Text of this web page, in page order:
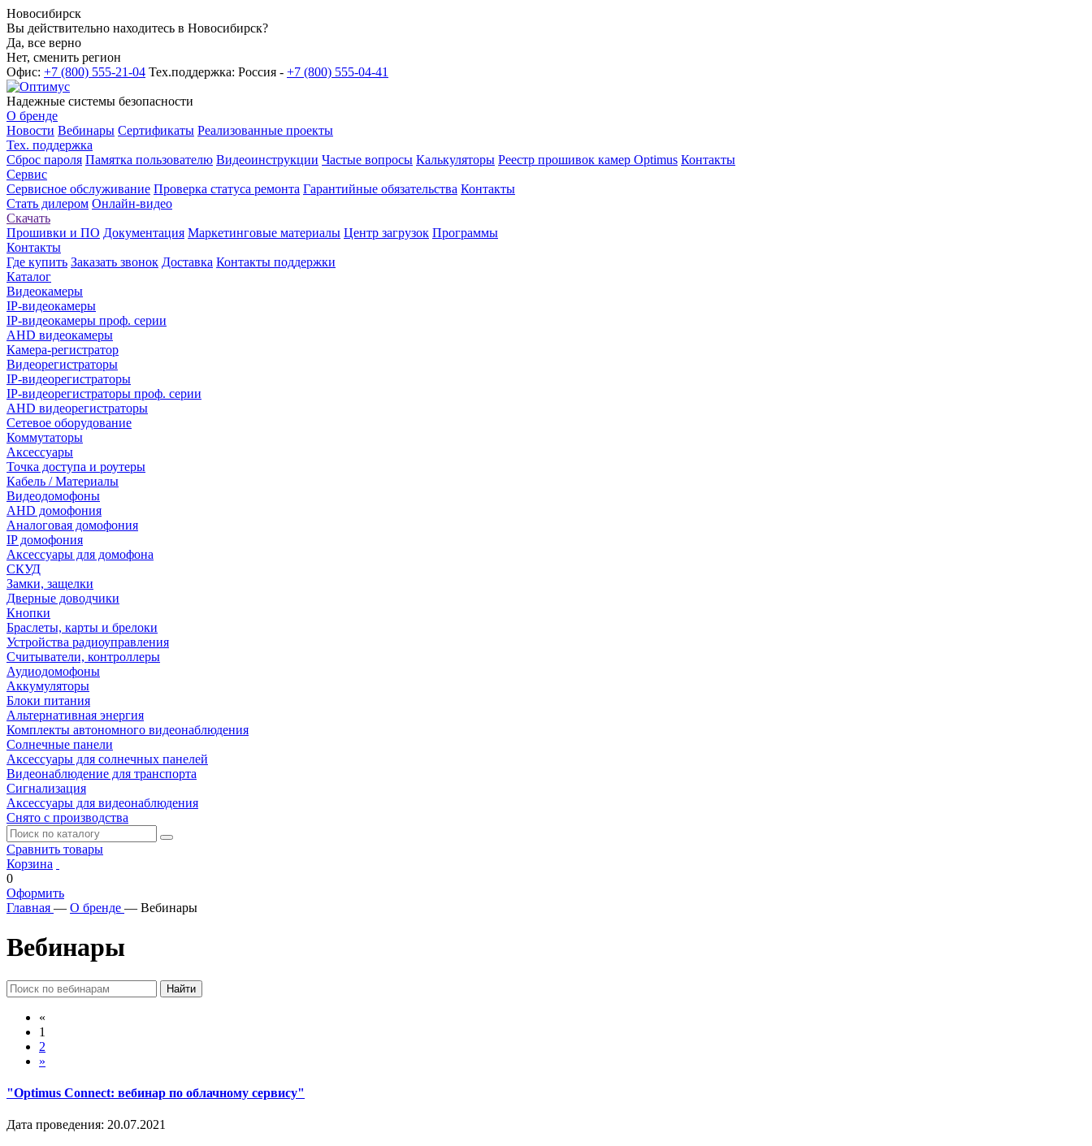
Новосибирск
Вы действительно находитесь в Новосибирск?
Да, все верно
Нет, сменить регион
Офис: +7 (800) 555-21-04 Тех.поддержка: Россия - +7 (800) 555-04-41
Надежные системы безопасности
О бренде
Новости Вебинары Сертификаты Реализованные проекты
Тех. поддержка
Сброс пароля Памятка пользователю Видеоинструкции Частые вопросы Калькуляторы Реестр прошивок камер Optimus Контакты
Сервис
Сервисное обслуживание Проверка статуса ремонта Гарантийные обязательства Контакты
Стать дилером Онлайн-видео
Скачать
Прошивки и ПО Документация Маркетинговые материалы Центр загрузок Программы
Контакты
Где купить Заказать звонок Доставка Контакты поддержки
Каталог
Видеокамеры
IP-видеокамеры
IP-видеокамеры проф. серии
AHD видеокамеры
Камера-регистратор
Видеорегистраторы
IP-видеорегистраторы
IP-видеорегистраторы проф. серии
AHD видеорегистраторы
Сетевое оборудование
Коммутаторы
Аксессуары
Точка доступа и роутеры
Кабель / Материалы
Видеодомофоны
AHD домофония
Аналоговая домофония
IP домофония
Аксессуары для домофона
СКУД
Замки, защелки
Дверные доводчики
Кнопки
Браслеты, карты и брелоки
Устройства радиоуправления
Считыватели, контроллеры
Аудиодомофоны
Аккумуляторы
Блоки питания
Альтернативная энергия
Комплекты автономного видеонаблюдения
Солнечные панели
Аксессуары для солнечных панелей
Видеонаблюдение для транспорта
Сигнализация
Аксессуары для видеонаблюдения
Снято с производства
Сравнить товары
Корзина
0
Оформить
Главная — О бренде — Вебинары
Вебинары
Найти
«
1
2
»
"Optimus Connect: вебинар по облачному сервису"
Дата проведения: 20.07.2021